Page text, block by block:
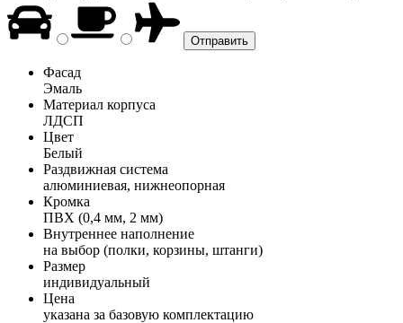
Фасад
Эмаль
Материал корпуса
ЛДСП
Цвет
Белый
Раздвижная система
алюминиевая, нижнеопорная
Кромка
ПВХ (0,4 мм, 2 мм)
Внутреннее наполнение
на выбор (полки, корзины, штанги)
Размер
индивидуальный
Цена
указана за базовую комплектацию